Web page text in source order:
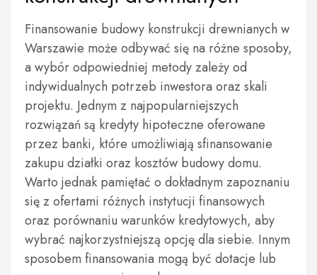
Finansowanie budowy konstrukcji drewnianych w
Warszawie może odbywać się na różne sposoby,
a wybór odpowiedniej metody zależy od
indywidualnych potrzeb inwestora oraz skali
projektu. Jednym z najpopularniejszych
rozwiązań są kredyty hipoteczne oferowane
przez banki, które umożliwiają sfinansowanie
zakupu działki oraz kosztów budowy domu.
Warto jednak pamiętać o dokładnym zapoznaniu
się z ofertami różnych instytucji finansowych
oraz porównaniu warunków kredytowych, aby
wybrać najkorzystniejszą opcję dla siebie. Innym
sposobem finansowania mogą być dotacje lub